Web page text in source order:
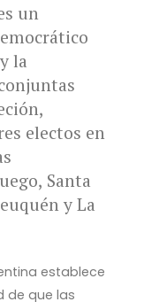
un
la
electos en
Santa
y La
establece
de que las